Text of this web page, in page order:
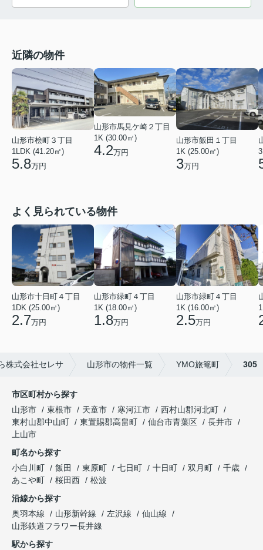
近隣の物件
山形市桧町３丁目
1LDK (41.20㎡)
5.8万円
山形市馬見ケ崎２丁目
1K (30.00㎡)
4.2万円
山形市飯田１丁目
1K (25.00㎡)
3万円
よく見られている物件
山形市十日町４丁目
1DK (25.00㎡)
2.7万円
山形市緑町４丁目
1K (18.00㎡)
1.8万円
山形市緑町４丁目
1K (16.00㎡)
2.5万円
株式会社セレサ 山形市の物件一覧 YMO旅篭町 305
市区町村から探す
山形市
東根市 天童市 寒河江市
西村山郡河北町
東村山郡中山町
東置賜郡高畠町 仙台市青葉区
長井市
上山市
町名から探す
小白川町
飯田 東原町 七日町 十日町 双月町
千歳
あこや町
桜田西
松波
沿線から探す
奥羽本線
山形新幹線 左沢線
仙山線
山形鉄道フラワー長井線
駅から探す